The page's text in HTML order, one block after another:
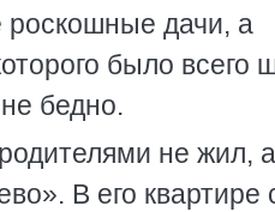
роскошные дачи, а
было всего
бедно.
не жил, а
В его квартире